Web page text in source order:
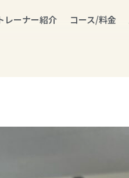
レーナー紹介 コース/料金